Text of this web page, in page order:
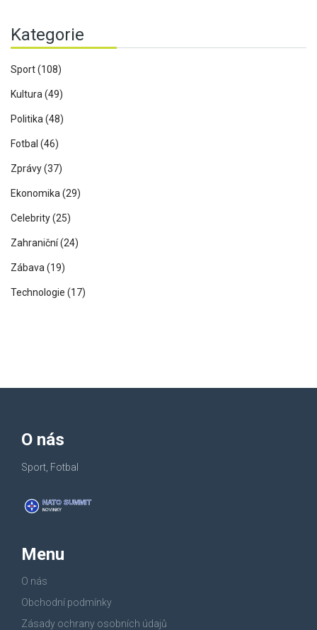
Kategorie
Sport(108)
Kultura(49)
Politika(48)
Fotbal (46)
Zprávy(37)
Ekonomika(29)
Celebrity(25)
Zahraniční(24)
Zábava(19)
Technologie (17)
O nás
Sport, Fotbal
Menu
O nás
Obchodní podmínky
Zásady ochrany osobních údajů